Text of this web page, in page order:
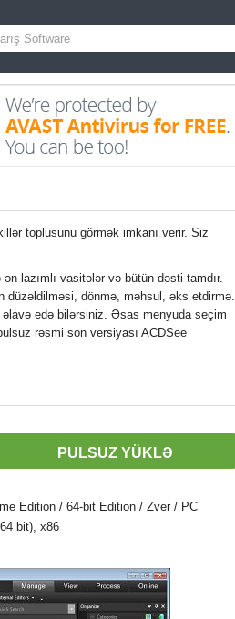
toplusunu görmək imkanı verir. Siz
lazımlı vasitələr və bütün dəsti tamdır.
düzəldilməsi, dönmə, məhsul, əks etdirmə.
edə bilərsiniz. Əsas menyuda seçim
rəsmi son versiyası ACDSee
PULSUZ YÜKLƏ
Edition / 64-bit Edition / Zver / PC
bit), x86